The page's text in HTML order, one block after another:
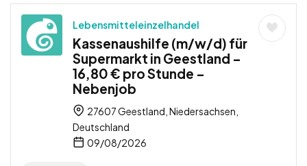
Lebensmitteleinzelhandel
Kassenaushilfe (m/w/d) für
Supermarkt in Geestland –
16,80 € pro Stunde –
Nebenjob
27607 Geestland, Niedersachsen,
Deutschland
09/08/2026